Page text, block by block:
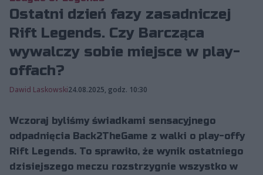
Ostatni dzień fazy zasadniczej
Rift Legends. Czy Barcząca
wywalczy sobie miejsce w play-
offach?
Dawid Laskowski24.08.2025, godz. 10:30
Wczoraj byliśmy świadkami sensacyjnego
odpadnięcia Back2TheGame z walki o play-offy
Rift Legends. To sprawiło, że wynik ostatniego
dzisiejszego meczu rozstrzygnie wszystko w